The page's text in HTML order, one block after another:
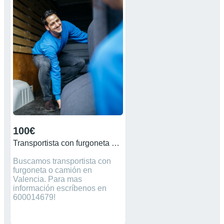
100€
Transportista con furgoneta Valencia
Buscamos transportista con
furgoneta o camión en
Valencia. Para mas
información escríbenos en
600014679!